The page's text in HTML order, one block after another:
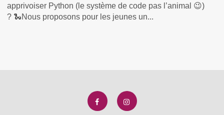
apprivoiser Python (le système de code pas l’animal 😉)
? 🐍Nous proposons pour les jeunes un...